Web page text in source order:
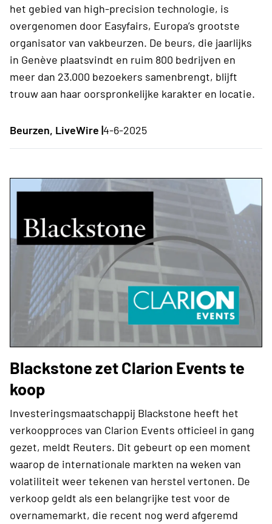
het gebied van high-precision technologie, is
overgenomen door Easyfairs, Europa’s grootste
organisator van vakbeurzen. De beurs, die jaarlijks
in Genève plaatsvindt en ruim 800 bedrijven en
meer dan 23.000 bezoekers samenbrengt, blijft
trouw aan haar oorspronkelijke karakter en locatie.
Beurzen, LiveWire |4-6-2025
Blackstone zet Clarion Events te
koop
Investeringsmaatschappij Blackstone heeft het
verkoopproces van Clarion Events officieel in gang
gezet, meldt Reuters. Dit gebeurt op een moment
waarop de internationale markten na weken van
volatiliteit weer tekenen van herstel vertonen. De
verkoop geldt als een belangrijke test voor de
overnamemarkt, die recent nog werd afgeremd